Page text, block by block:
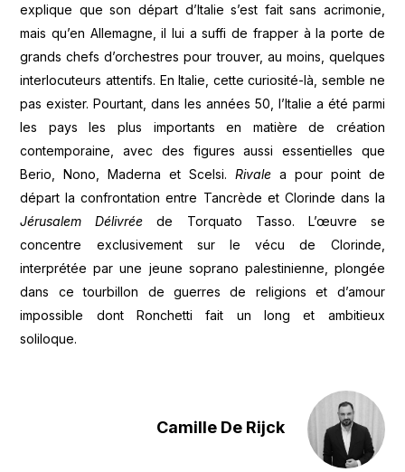
explique que son départ d’Italie s’est fait sans acrimonie,
mais qu’en Allemagne, il lui a suffi de frapper à la porte de
grands chefs d’orchestres pour trouver, au moins, quelques
interlocuteurs attentifs. En Italie, cette curiosité-là, semble ne
pas exister. Pourtant, dans les années 50, l’Italie a été parmi
les pays les plus importants en matière de création
contemporaine, avec des figures aussi essentielles que
Berio, Nono, Maderna et Scelsi. Rivalea pour point de
départ la confrontation entre Tancrède et Clorinde dans la
Jérusalem Délivrée de Torquato Tasso. L’œuvre se
concentre exclusivement sur le vécu de Clorinde,
interprétée par une jeune soprano palestinienne, plongée
dans ce tourbillon de guerres de religions et d’amour
impossible dont Ronchetti fait un long et ambitieux
soliloque.
Camille De Rijck